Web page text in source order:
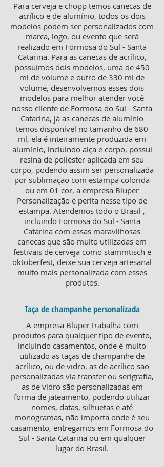
Para cerveja e chopp temos canecas de
acrílico e de alumínio, todos os dois
modelos podem ser personalizados com
marca, logo, ou evento que será
realizado em Formosa do Sul - Santa
Catarina. Para as canecas de acrílico,
possuímos dois modelos, uma de 450
ml de volume e outro de 330 ml de
volume, desenvolvemos esses dois
modelos para melhor atender você
nosso cliente de Formosa do Sul - Santa
Catarina, já as canecas de alumínio
temos disponível no tamanho de 680
ml, ela é inteiramente produzida em
alumínio, incluindo alça e corpo, possui
resina de poliéster aplicada em seu
corpo, podendo assim ser personalizada
por sublimação com estampa colorida
ou em 01 cor, a empresa Bluper
Personalização é perita nesse tipo de
estampa. Atendemos todo o Brasil ,
incluindo Formosa do Sul - Santa
Catarina com essas maravilhosas
canecas que são muito utilizadas em
festivais de cerveja como stammtisch e
oktoberfest, deixe sua cerveja artesanal
muito mais personalizada com esses
produtos.
Taça de champanhe personalizada
A empresa Bluper trabalha com
produtos para qualquer tipo de evento,
incluindo casamentos, onde é muito
utilizado as taças de champanhe de
acrílico, ou de vidro, as de acrílico são
personalizadas via transfer ou serigrafia,
as de vidro são personalizadas em
forma de jateamento, podendo utilizar
nomes, datas, silhuetas e até
monogramas, não importa onde é seu
casamento, entregamos em Formosa do
Sul - Santa Catarina ou em qualquer
lugar do Brasil.